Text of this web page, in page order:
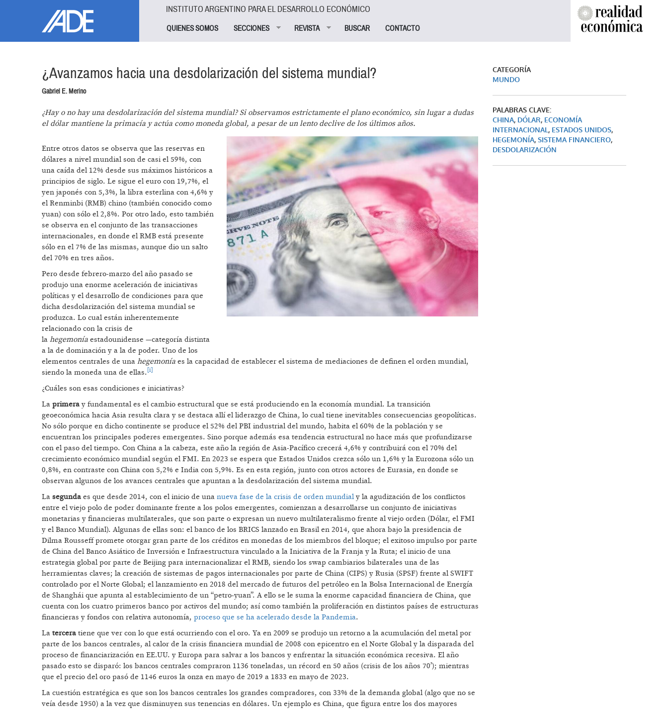
INSTITUTO ARGENTINO PARA EL DESARROLLO ECONÓMICO
QUIENES SOMOS SECCIONES REVISTA BUSCAR CONTACTO
¿Avanzamos hacia una desdolarización del sistema mundial?
Gabriel E. Merino
¿Hay o no hay una desdolarización del sistema mundial? Si observamos estrictamente el plano económico, sin lugar a dudas
el dólar mantiene la primacía y actúa como moneda global, a pesar de un lento declive de los últimos años.
Entre otros datos se observa que las reservas en
dólares a nivel mundial son de casi el 59%, con
una caída del 12% desde sus máximos históricos a
principios de siglo. Le sigue el euro con 19,7%, el
yen japonés con 5,3%, la libra esterlina con 4,6% y
el Renminbi (RMB) chino (también conocido como
yuan) con sólo el 2,8%. Por otro lado, esto también
se observa en el conjunto de las transacciones
internacionales, en donde el RMB está presente
sólo en el 7% de las mismas, aunque dio un salto
del 70% en tres años.
Pero desde febrero-marzo del año pasado se
produjo una enorme aceleración de iniciativas
políticas y el desarrollo de condiciones para que
dicha desdolarización del sistema mundial se
produzca. Lo cual están inherentemente
relacionado con la crisis de
la hegemonía estadounidense —categoría distinta
a la de dominación y a la de poder. Uno de los
elementos centrales de una hegemonía es la capacidad de establecer el sistema de mediaciones de definen el orden mundial,
siendo la moneda una de ellas.[i]
¿Cuáles son esas condiciones e iniciativas?
La primera y fundamental es el cambio estructural que se está produciendo en la economía mundial. La transición
geoeconómica hacia Asia resulta clara y se destaca allí el liderazgo de China, lo cual tiene inevitables consecuencias geopolíticas.
No sólo porque en dicho continente se produce el 52% del PBI industrial del mundo, habita el 60% de la población y se
encuentran los principales poderes emergentes. Sino porque además esa tendencia estructural no hace más que profundizarse
con el paso del tiempo. Con China a la cabeza, este año la región de Asia-Pacífico crecerá 4,6% y contribuirá con el 70% del
crecimiento económico mundial según el FMI. En 2023 se espera que Estados Unidos crezca sólo un 1,6% y la Eurozona sólo un
0,8%, en contraste con China con 5,2% e India con 5,9%. Es en esta región, junto con otros actores de Eurasia, en donde se
observan algunos de los avances centrales que apuntan a la desdolarización del sistema mundial.
La segunda es que desde 2014, con el inicio de una nueva fase de la crisis de orden mundial y la agudización de los conflictos
entre el viejo polo de poder dominante frente a los polos emergentes, comienzan a desarrollarse un conjunto de iniciativas
monetarias y financieras multilaterales, que son parte o expresan un nuevo multilateralismo frente al viejo orden (Dólar, el FMI
y el Banco Mundial). Algunas de ellas son: el banco de los BRICS lanzado en Brasil en 2014, que ahora bajo la presidencia de
Dilma Rousseff promete otorgar gran parte de los créditos en monedas de los miembros del bloque; el exitoso impulso por parte
de China del Banco Asiático de Inversión e Infraestructura vinculado a la Iniciativa de la Franja y la Ruta; el inicio de una
estrategia global por parte de Beijing para internacionalizar el RMB, siendo los swap cambiarios bilaterales una de las
herramientas claves; la creación de sistemas de pagos internacionales por parte de China (CIPS) y Rusia (SPSF) frente al SWIFT
controlado por el Norte Global; el lanzamiento en 2018 del mercado de futuros del petróleo en la Bolsa Internacional de Energía
de Shanghái que apunta al establecimiento de un “petro-yuan”. A ello se le suma la enorme capacidad financiera de China, que
cuenta con los cuatro primeros banco por activos del mundo; así como también la proliferación en distintos países de estructuras
financieras y fondos con relativa autonomía, proceso que se ha acelerado desde la Pandemia.
La tercera tiene que ver con lo que está ocurriendo con el oro. Ya en 2009 se produjo un retorno a la acumulación del metal por
parte de los bancos centrales, al calor de la crisis financiera mundial de 2008 con epicentro en el Norte Global y la disparada del
proceso de financiarización en EE.UU. y Europa para salvar a los bancos y enfrentar la situación económica recesiva. El año
pasado esto se disparó: los bancos centrales compraron 1136 toneladas, un récord en 50 años (crisis de los años 70’); mientras
que el precio del oro pasó de 1146 euros la onza en mayo de 2019 a 1833 en mayo de 2023.
La cuestión estratégica es que son los bancos centrales los grandes compradores, con 33% de la demanda global (algo que no se
veía desde 1950) a la vez que disminuyen sus tenencias en dólares. Un ejemplo es China, que figura entre los dos mayores
CATEGORÍA
MUNDO
PALABRAS CLAVE:
CHINA, DÓLAR, ECONOMÍA
INTERNACIONAL, ESTADOS UNIDOS,
HEGEMONÍA, SISTEMA FINANCIERO,
DESDOLARIZACIÓN